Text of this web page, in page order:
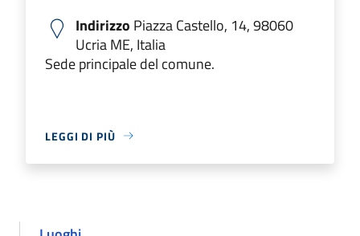
Indirizzo Piazza Castello, 14, 98060
Ucria ME, Italia
Sede principale del comune.
LEGGI DI PIÙ